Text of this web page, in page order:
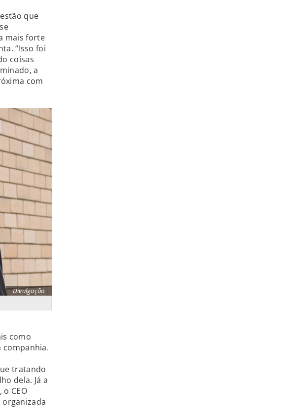
que
mais forte
“Isso foi
coisas
a
com
Divulgação
como
companhia.
tratando
dela. Já a
CEO